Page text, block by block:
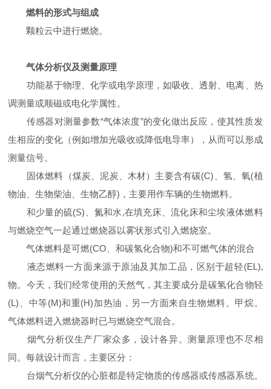
燃料的形式与组成
颗粒云中进行燃烧。
气体分析仪及测量原理
功能基于物理、化学或电学原理，如吸收、透射、电离、热
调测量或顺磁或电化学属性。
传感器对测量参数“气体浓度”的变化做出反应，使其性质发
生相应的变化（例如增加光吸收或降低电导率），从而可以形成
测量信号。
固体燃料（煤炭、泥炭、木材）主要含有碳(C)、氢、氧(植
物油、生物柴油、生物乙醇)，主要用作车辆的生物燃料。
和少量的硫(S)、氮和水,在填充床、流化床和尘埃液体燃料
与燃烧空气一起通过燃烧器以雾状形式引入燃烧室。
气体燃料是可燃(CO、和碳氢化合物)和不可燃气体的混合
液态燃料一方面来源于原油及其加工品，区别于超轻(EL),
物。今天，我们经常使用的天然气，其主要成分是碳氢化合物轻
(L)、中等(M)和重(H)加热油，另一方面来自生物燃料。甲烷。
气体燃料进入燃烧器时已与燃烧空气混合。
烟气分析仪生产厂家众多，设计各异。测量原理也不尽相
同。每就设计而言，主要区分：
台烟气分析仪的心脏都是特定物质的传感器或传感器系统。